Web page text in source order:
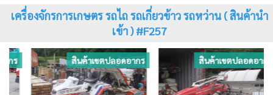
เครื่องจักรการเกษตร รถไถ รถเกี่ยวข้าว รถหว่าน ( สินค้านำ
เข้า ) #F257
สินค้าเขตปลอดอากร สินค้าเขตปลอดอากร